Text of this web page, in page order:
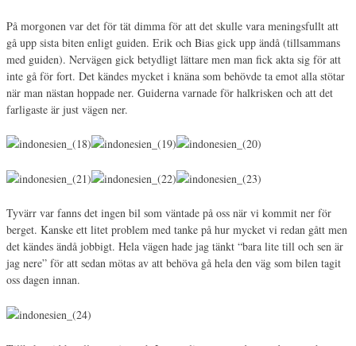
På morgonen var det för tät dimma för att det skulle vara meningsfullt att
gå upp sista biten enligt guiden. Erik och Bias gick upp ändå (tillsammans
med guiden). Nervägen gick betydligt lättare men man fick akta sig för att
inte gå för fort. Det kändes mycket i knäna som behövde ta emot alla stötar
när man nästan hoppade ner. Guiderna varnade för halkrisken och att det
farligaste är just vägen ner.
Tyvärr var fanns det ingen bil som väntade på oss när vi kommit ner för
berget. Kanske ett litet problem med tanke på hur mycket vi redan gått men
det kändes ändå jobbigt. Hela vägen hade jag tänkt “bara lite till och sen är
jag nere” för att sedan mötas av att behöva gå hela den väg som bilen tagit
oss dagen innan.